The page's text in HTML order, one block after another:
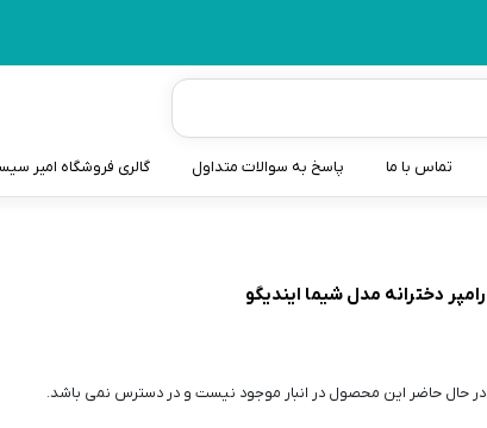
تماس با ما پاسخ به سوالات متداول گالری فروشگاه امیر
رامپر دخترانه مدل شیما ایندیگو
در حال حاضر این محصول در انبار موجود نیست و در دسترس نمی باشد.